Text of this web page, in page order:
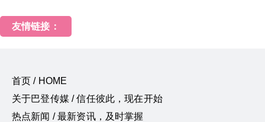
友情链接：
首页 / HOME
关于巴登传媒 / 信任彼此，现在开始
热点新闻 / 最新资讯，及时掌握